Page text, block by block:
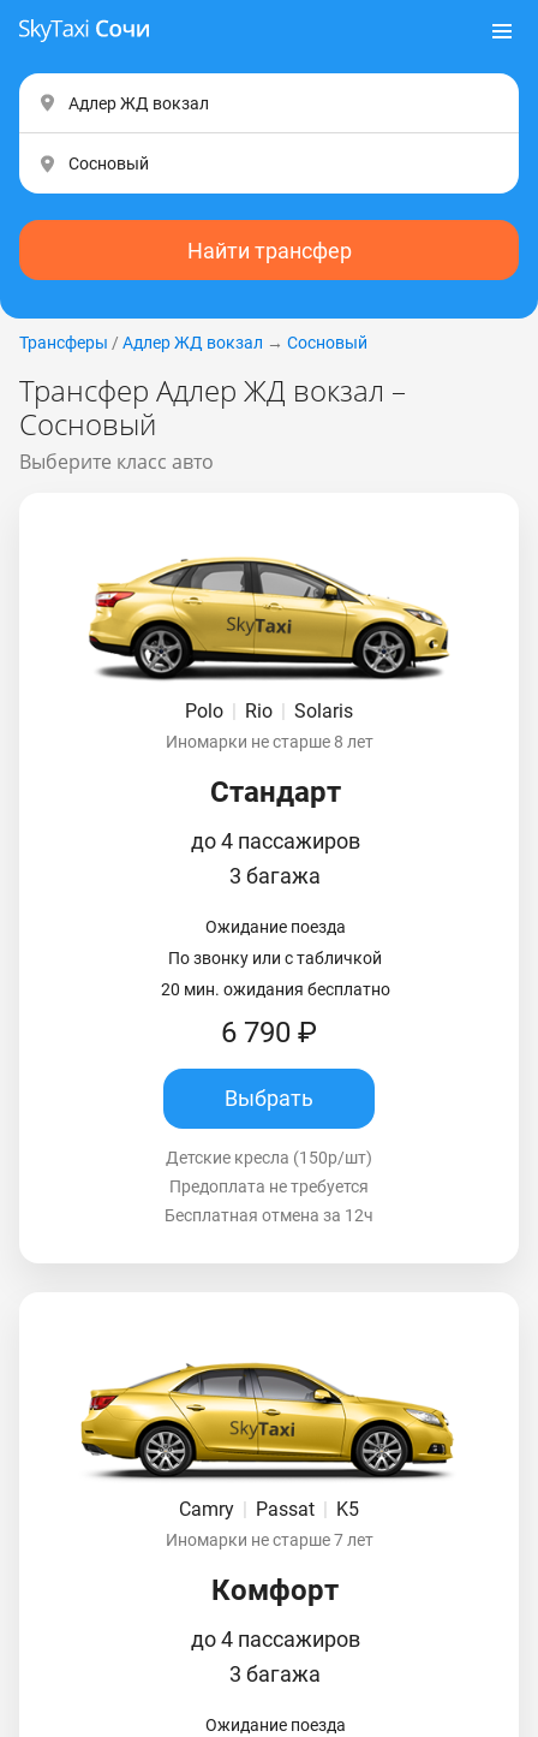
Найти трансфер
Трансферы / Адлер ЖД вокзал → Сосновый
Трансфер Адлер ЖД вокзал –
Сосновый
Выберите класс авто
Polo | Rio | Solaris
Иномарки не старше 8 лет
Стандарт
до 4 пассажиров
3 багажа
Ожидание поезда
По звонку или с табличкой
20 мин. ожидания бесплатно
6 790 ₽
Выбрать
Детские кресла (150р/шт)
Предоплата не требуется
Бесплатная отмена за 12ч
Camry Passat K5
Иномарки не старше 7 лет
Комфорт
до 4 пассажиров
3 багажа
Ожидание поезда